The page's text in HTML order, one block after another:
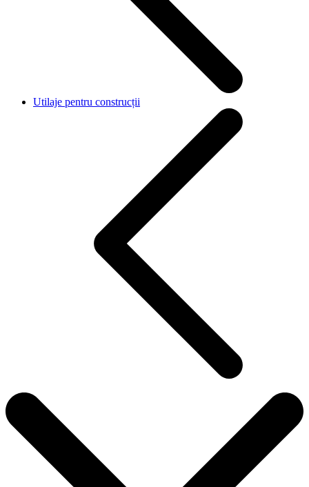
Utilaje pentru construcții